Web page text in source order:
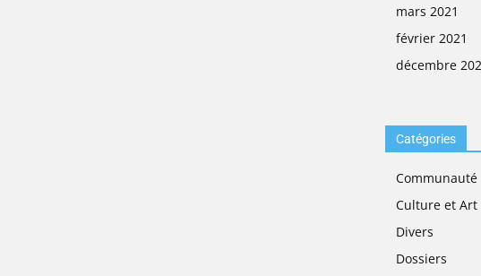
mars 2021
février 2021
décembre
Catégories
Communauté
Culture et Art
Divers
Dossiers